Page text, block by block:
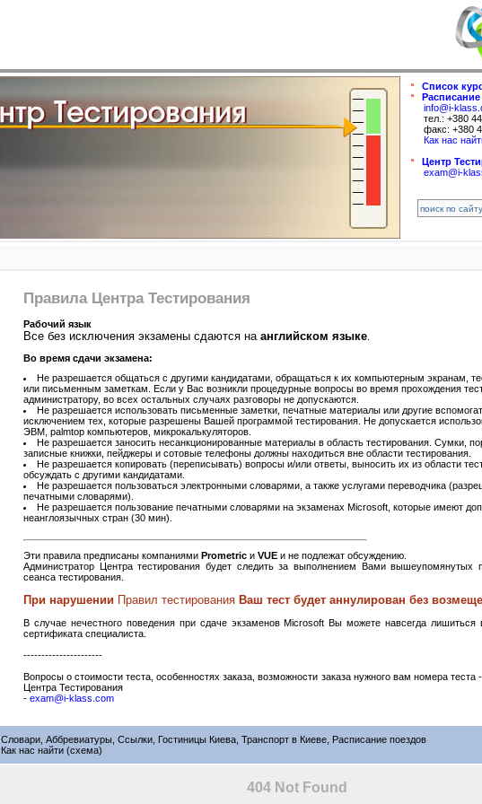
Список
info@i-
тел.: +380
факс: +380
Как нас
Центр
exam@i-
Правила Центра Тестирования
Рабочий язык
Все без исключения экзамены сдаются на английском языке
Во время сдачи экзамена:
Не разрешается общаться с другими кандидатами, обращаться к их компьютерным экранам,
или письменным заметкам. Если у Вас возникли процедурные вопросы во время прохождения
администратору, во всех остальных случаях разговоры не допускаются.
Не разрешается использовать письменные заметки, печатные материалы или другие
исключением тех, которые разрешены Вашей программой тестирования. Не допускается
ЭВМ, palmtop компьютеров, микрокалькуляторов.
Не разрешается заносить несанкционированные материалы в область тестирования. Сумки,
записные книжки, пейджеры и сотовые телефоны должны находиться вне области тестирования.
Не разрешается копировать (переписывать) вопросы и/или ответы, выносить их из области
обсуждать с другими кандидатами.
Не разрешается пользоваться электронными словарями, а также услугами переводчика
печатными словарями).
Не разрешается пользование печатными словарями на экзаменах Microsoft, которые имеют
неанглоязычных стран (30 мин).
Эти правила предписаны компаниями Prometric и VUE и не подлежат обсуждению.
Администратор Центра тестирования будет следить за выполнением Вами вышеупомянутых
сеанса тестирования.
При нарушении Правил тестирования Ваш тест будет аннулирован без
В случае нечестного поведения при сдаче экзаменов Microsoft Вы можете навсегда лишиться
сертификата специалиста.
----------------------
Вопросы о стоимости теста, особенностях заказа, возможности заказа нужного вам номера теста
Центра Тестирования
- exam@i-klass.com
Словари, Аббревиатуры, Ссылки, Гостиницы Киева, Транспорт в Киеве, Расписание поездов
Как нас найти (схема)
404 Not Found